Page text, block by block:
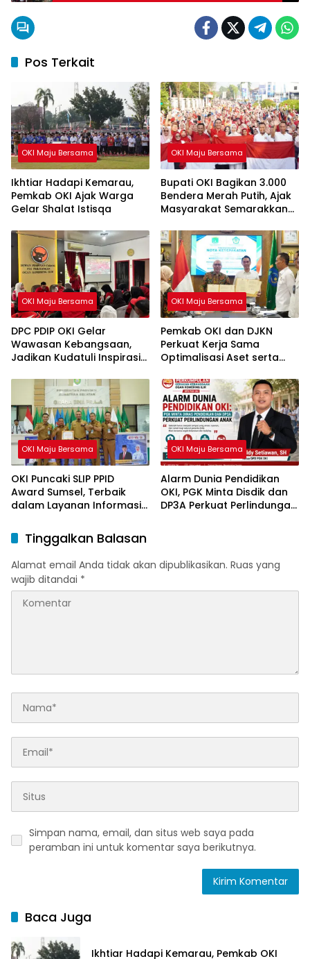
Pos Terkait
OKI Maju Bersama
Ikhtiar Hadapi Kemarau,
Pemkab OKI Ajak Warga
Gelar Shalat Istisqa
OKI Maju Bersama
Bupati OKI Bagikan 3.000
Bendera Merah Putih, Ajak
Masyarakat Semarakkan
OKI Maju Bersama
DPC PDIP OKI Gelar
Wawasan Kebangsaan,
Jadikan Kudatuli Inspirasi
OKI Maju Bersama
Pemkab OKI dan DJKN
Perkuat Kerja Sama
Optimalisasi Aset serta
OKI Maju Bersama
OKI Puncaki SLIP PPID
Award Sumsel, Terbaik
dalam Layanan Informasi
OKI Maju Bersama
Alarm Dunia Pendidikan
OKI, PGK Minta Disdik dan
DP3A Perkuat Perlindungan
Tinggalkan Balasan
Alamat email Anda tidak akan dipublikasikan. Ruas yang
wajib ditandai *
Simpan nama, email, dan situs web saya pada
peramban ini untuk komentar saya berikutnya.
Baca Juga
Ikhtiar Hadapi Kemarau, Pemkab OKI